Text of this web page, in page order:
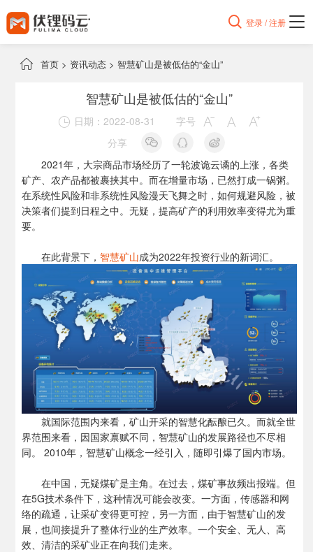
 登录 / 注册
 首页 > 资讯动态 > 智慧矿山是被低估的“金山”
智慧矿山是被低估的“金山”
 日期：2022-08-31 字号   
分享
2021年，大宗商品市场经历了一轮波诡云谲的上涨，各类
矿产、农产品都被裹挟其中。而在增量市场，已然打成一锅粥。
在系统性风险和非系统性风险漫天飞舞之时，如何规避风险，被
决策者们提到日程之中。无疑，提高矿产的利用效率变得尤为重
要。
在此背景下， 智慧矿山成为2022年投资行业的新词汇。
就国际范围内来看，矿山开采的智慧化酝酿已久。而就全世
界范围来看，因国家禀赋不同，智慧矿山的发展路径也不尽相
同。 2010年，智慧矿山概念一经引入，随即引爆了国内市场。
在中国，无疑煤矿是主角。在过去，煤矿事故频出报端。但
在5G技术条件下，这种情况可能会改变。一方面，传感器和网
络的疏通，让采矿变得更可控，另一方面，由于智慧矿山的发
展，也间接提升了整体行业的生产效率。一个安全、无人、高
效、清洁的采矿业正在向我们走来。